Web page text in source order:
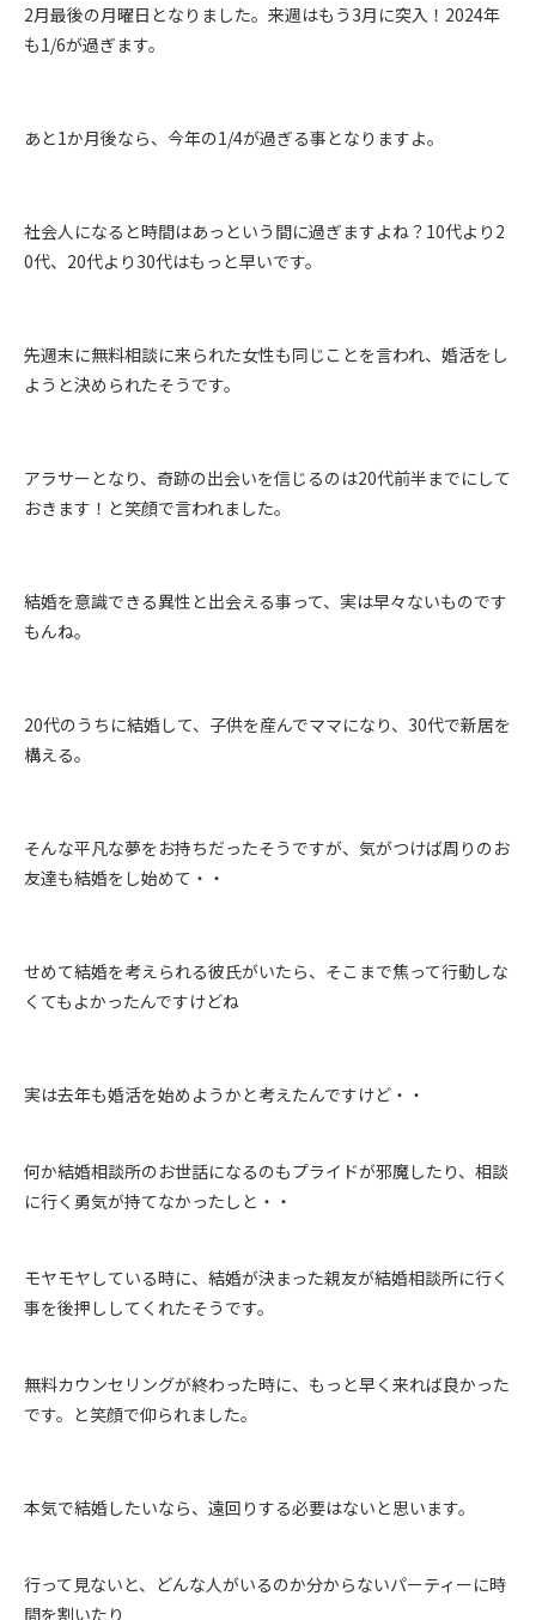
2月最後の月曜日となりました。来週はもう3月に突入！2024年
も1/6が過ぎます。
あと1か月後なら、今年の1/4が過ぎる事となりますよ。
社会人になると時間はあっという間に過ぎますよね？10代より2
0代、20代より30代はもっと早いです。
先週末に無料相談に来られた女性も同じことを言われ、婚活をし
ようと決められたそうです。
アラサーとなり、奇跡の出会いを信じるのは20代前半までにして
おきます！と笑顔で言われました。
結婚を意識できる異性と出会える事って、実は早々ないものです
もんね。
20代のうちに結婚して、子供を産んでママになり、30代で新居を
構える。
そんな平凡な夢をお持ちだったそうですが、気がつけば周りのお
友達も結婚をし始めて・・
せめて結婚を考えられる彼氏がいたら、そこまで焦って行動しな
くてもよかったんですけどね
実は去年も婚活を始めようかと考えたんですけど・・
何か結婚相談所のお世話になるのもプライドが邪魔したり、相談
に行く勇気が持てなかったしと・・
モヤモヤしている時に、結婚が決まった親友が結婚相談所に行く
事を後押ししてくれたそうです。
無料カウンセリングが終わった時に、もっと早く来れば良かった
です。と笑顔で仰られました。
本気で結婚したいなら、遠回りする必要はないと思います。
行って見ないと、どんな人がいるのか分からないパーティーに時
間を割いたり